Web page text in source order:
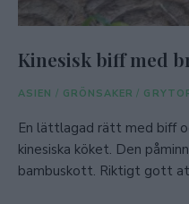
Kinesisk biff med
ASIEN / GRÖNSAKER /
En lättlagad rätt med biff
kinesiska köket. Den
bambuskott. Riktigt gott